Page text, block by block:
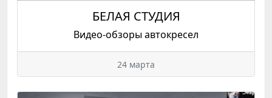
БЕЛАЯ СТУДИЯ
Видео-обзоры автокресел
24 марта